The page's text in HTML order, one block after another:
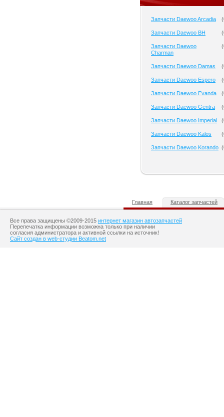
Запчасти Daewoo Arcadia (
Запчасти Daewoo BH (
Запчасти Daewoo
Charman
(
Запчасти Daewoo Damas (
Запчасти Daewoo Espero (
Запчасти Daewoo Evanda (
Запчасти Daewoo Gentra (
Запчасти Daewoo Imperial (
Запчасти Daewoo Kalos (
Запчасти Daewoo Korando (
Главная Каталог запчастей
Все права защищены ©2009-2015 интернет магазин автозапчастей
Перепечатка информации возможна только при наличии
согласия администратора и активной ссылки на источник!
Сайт создан в web-студии Beatom.net